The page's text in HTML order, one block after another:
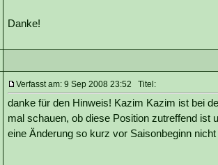
Danke!
Verfasst am: 9 Sep 2008 23:52 Titel:
danke für den Hinweis! Kazim Kazim ist bei
mal schauen, ob diese Position zutreffend ist
eine Änderung so kurz vor Saisonbeginn